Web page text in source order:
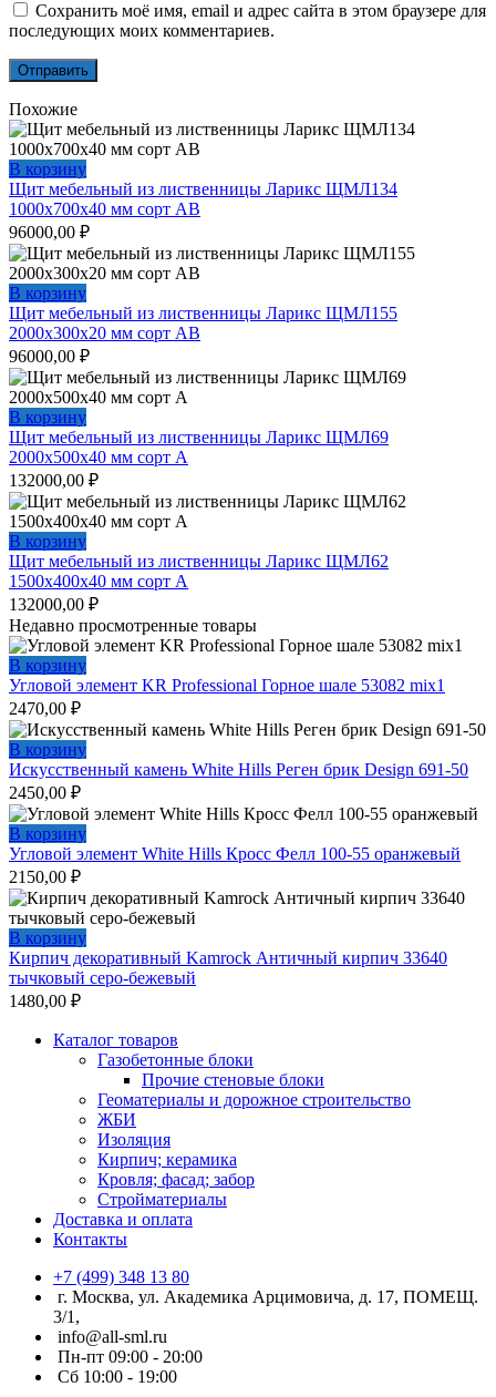
Сохранить моё имя, email и адрес сайта в этом браузере для
последующих моих комментариев.
Похожие
В корзину
Щит мебельный из лиственницы Ларикс ЩМЛ134
1000х700х40 мм сорт АВ
96000,00 ₽
В корзину
Щит мебельный из лиственницы Ларикс ЩМЛ155
2000х300х20 мм сорт АВ
96000,00 ₽
В корзину
Щит мебельный из лиственницы Ларикс ЩМЛ69
2000х500х40 мм сорт А
132000,00 ₽
В корзину
Щит мебельный из лиственницы Ларикс ЩМЛ62
1500х400х40 мм сорт А
132000,00 ₽
Недавно просмотренные товары
В корзину
Угловой элемент KR Professional Горное шале 53082 mix1
2470,00 ₽
В корзину
Искусственный камень White Hills Реген брик Design 691-50
2450,00 ₽
В корзину
Угловой элемент White Hills Кросс Фелл 100-55 оранжевый
2150,00 ₽
В корзину
Кирпич декоративный Kamrock Античный кирпич 33640
тычковый серо-бежевый
1480,00 ₽
Каталог товаров
Газобетонные блоки
Прочие стеновые блоки
Геоматериалы и дорожное строительство
ЖБИ
Изоляция
Кирпич; керамика
Кровля; фасад; забор
Стройматериалы
Доставка и оплата
Контакты
+7 (499) 348 13 80
г. Москва, ул. Академика Арцимовича, д. 17, ПОМЕЩ.
3/1,
info@all-sml.ru
Пн-пт 09:00 - 20:00
Сб 10:00 - 19:00